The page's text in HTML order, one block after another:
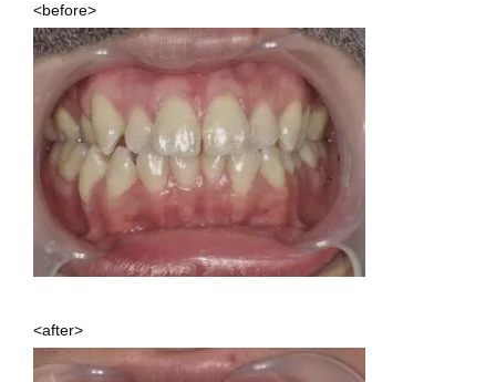
<before>
<after>